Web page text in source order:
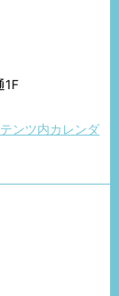
1F
ンツ内カレンダ